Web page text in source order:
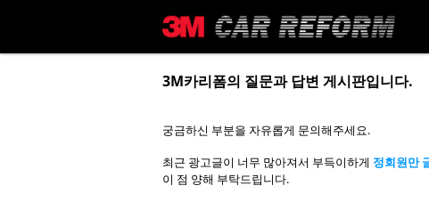
메뉴 건너뛰기
3M카리폼의 질문과 답변 게시판입니다.
궁금하신 부분을 자유롭게 문의해주세요.
최근 광고글이 너무 많아져서 부득이하게 정회원만
이 점 양해 부탁드립니다.